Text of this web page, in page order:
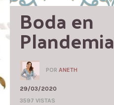
Boda en
Plandemia
POR ANETH
29/03/2020
3597 VISTAS